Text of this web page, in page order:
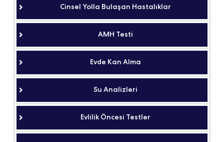
Cinsel Yolla Bulaşan Hastalıklar
AMH Testi
Evde Kan Alma
Su Analizleri
Evlilik Öncesi Testler